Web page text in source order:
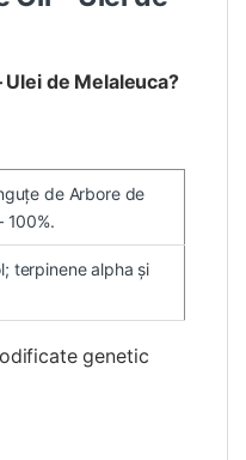
de Melaleuca?
de Arbore de
100%.
terpinene alpha și
genetic